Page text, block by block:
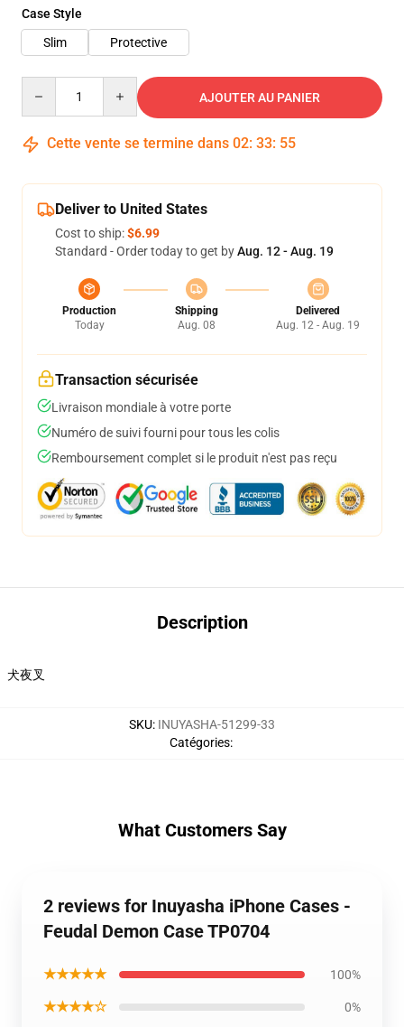
Case Style
Slim
Protective
AJOUTER AU PANIER
Cette vente se termine dans 02: 33: 54
Deliver to United States
Cost to ship:$6.99
Standard - Order today to get byAug. 12 - Aug. 19
Production
Today
Shipping
Aug. 08
Delivered
Aug. 12 - Aug. 19
Transaction sécurisée
Livraison mondiale à votre porte
Numéro de suivi fourni pour tous les colis
Remboursement complet si le produit n'est pas reçu
Description
犬夜叉
SKU: INUYASHA-51299-33
Catégories:
What Customers Say
2 reviews for Inuyasha iPhone Cases -
Feudal Demon Case TP0704
★★★★★ 100%
★★★★☆ 0%